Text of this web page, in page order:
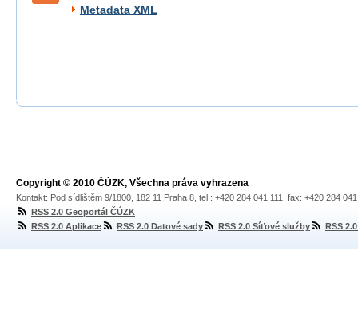
Metadata XML
Copyright © 2010 ČÚZK, Všechna práva vyhrazena
Kontakt: Pod sídlištěm 9/1800, 182 11 Praha 8, tel.: +420 284 041 111, fax: +420 284
RSS 2.0 Geoportál ČÚZK
RSS 2.0 Aplikace
RSS 2.0 Datové sady RSS 2.0 Síťové služby RSS